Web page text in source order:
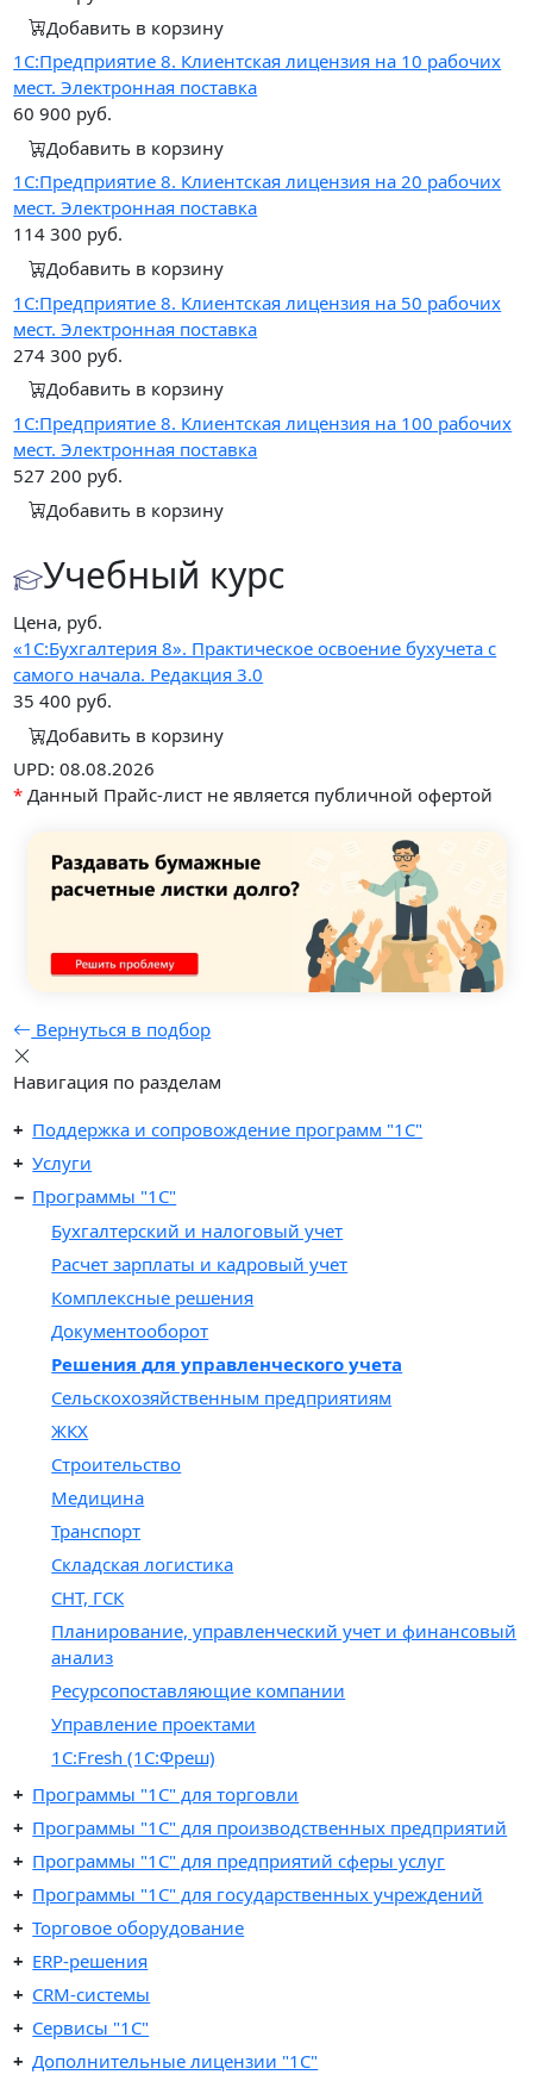
Добавить в корзину
1С:Предприятие 8. Клиентская лицензия на 10 рабочих
мест. Электронная поставка
60 900 руб.
Добавить в корзину
1С:Предприятие 8. Клиентская лицензия на 20 рабочих
мест. Электронная поставка
114 300 руб.
Добавить в корзину
1С:Предприятие 8. Клиентская лицензия на 50 рабочих
мест. Электронная поставка
274 300 руб.
Добавить в корзину
1С:Предприятие 8. Клиентская лицензия на 100 рабочих
мест. Электронная поставка
527 200 руб.
Добавить в корзину
Учебный курс
Цена, руб.
«1С:Бухгалтерия 8». Практическое освоение бухучета с
самого начала. Редакция 3.0
35 400 руб.
Добавить в корзину
UPD: 08.08.2026
* Данный Прайс-лист не является публичной офертой
Вернуться в подбор
Навигация по разделам
Поддержка и сопровождение программ "1С"
Услуги
Программы "1С"
Бухгалтерский и налоговый учет
Расчет зарплаты и кадровый учет
Комплексные решения
Документооборот
Решения для управленческого учета
Сельскохозяйственным предприятиям
ЖКХ
Строительство
Медицина
Транспорт
Складская логистика
СНТ, ГСК
Планирование, управленческий учет и финансовый
анализ
Ресурсопоставляющие компании
Управление проектами
1С:Fresh (1C:Фреш)
Программы "1C" для торговли
Программы "1C" для производственных предприятий
Программы "1C" для предприятий сферы услуг
Программы "1С" для государственных учреждений
Торговое оборудование
ERP-решения
CRM-системы
Сервисы "1С"
Дополнительные лицензии "1С"